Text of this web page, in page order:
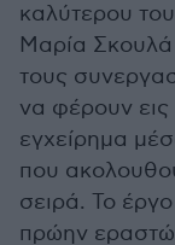
καλύτερου
Μαρία
τους
να φέρουν
εγχείρημα
που
σειρά. Το
πρώην